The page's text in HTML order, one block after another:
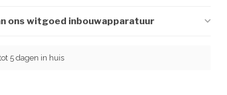
ons witgoed inbouwapparatuur
5 dagen in huis